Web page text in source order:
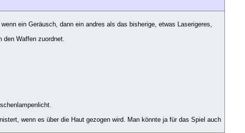
ein Geräusch, dann ein andres als das bisherige, etwas Laserigeres,
den Waffen zuordnet.
wenn es über die Haut gezogen wird. Man könnte ja für das Spiel auch